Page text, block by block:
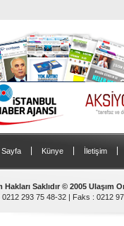
Sayfa Künye İletişim
Hakları Saklıdır © 2005 Ulaşım
0212 293 75 48-32 | Faks : 0212